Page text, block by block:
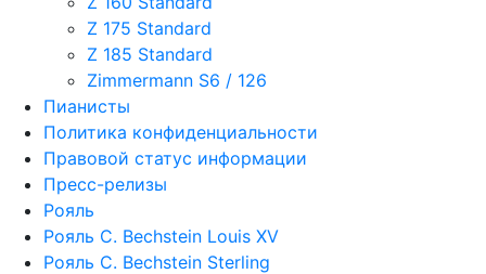
Z 175 Standard
Z 185 Standard
Zimmermann S6 / 126
Пианисты
Политика конфиденциальности
Правовой статус информации
Пресс-релизы
Рояль
Рояль C. Bechstein Louis XV
Рояль C. Bechstein Sterling